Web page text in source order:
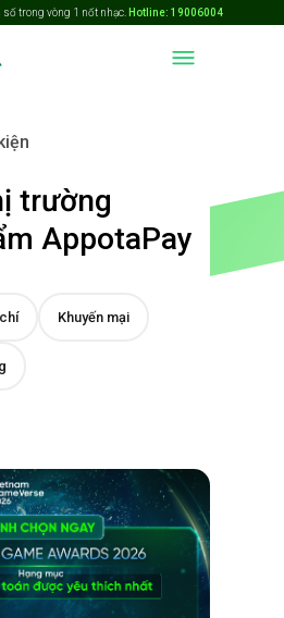
trong vòng 1 nốt nhạc. Hotline: 19006004
trường
AppotaPay
Khuyến mại